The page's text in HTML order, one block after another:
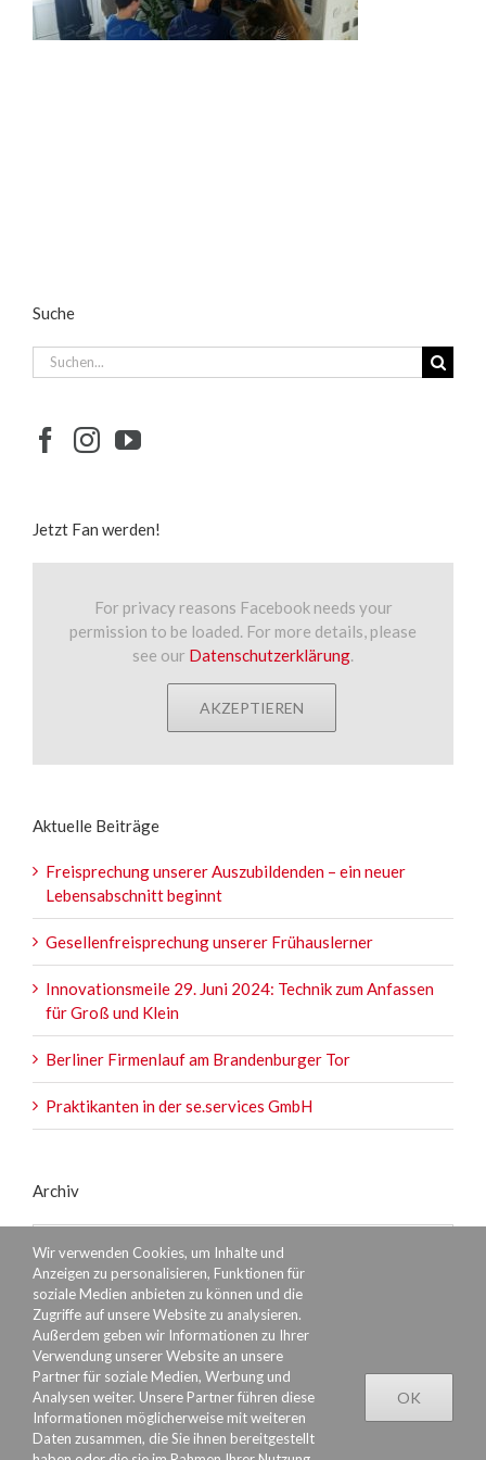
Suche
Suche
nach:
Jetzt Fan werden!
For privacy reasons Facebook needs your
permission to be loaded. For more details, please
see our Datenschutzerklärung.
AKZEPTIEREN
Aktuelle Beiträge
Freisprechung unserer Auszubildenden – ein neuer
Lebensabschnitt beginnt
Gesellenfreisprechung unserer Frühauslerner
Innovationsmeile 29. Juni 2024: Technik zum Anfassen
für Groß und Klein
Berliner Firmenlauf am Brandenburger Tor
Praktikanten in der se.services GmbH
Archiv
Wir verwenden Cookies, um Inhalte und
Anzeigen zu personalisieren, Funktionen für
soziale Medien anbieten zu können und die
Zugriffe auf unsere Website zu analysieren.
Außerdem geben wir Informationen zu Ihrer
Verwendung unserer Website an unsere
Partner für soziale Medien, Werbung und
Analysen weiter. Unsere Partner führen diese
Informationen möglicherweise mit weiteren
Daten zusammen, die Sie ihnen bereitgestellt
OK